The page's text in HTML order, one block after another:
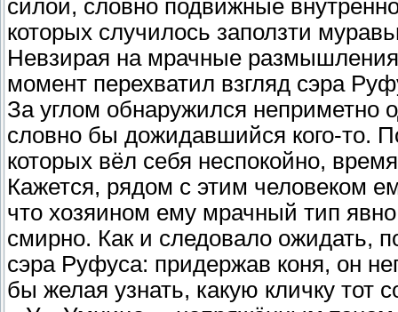
силой, словно подвижные
которых случилось заползти
Невзирая на мрачные
момент перехватил взгляд сэра
За углом обнаружился
словно бы дожидавшийся кого-то.
которых вёл себя неспокойно,
Кажется, рядом с этим человеком
что хозяином ему мрачный тип
смирно. Как и следовало ожидать,
сэра Руфуса: придержав коня, он
бы желая узнать, какую кличку тот